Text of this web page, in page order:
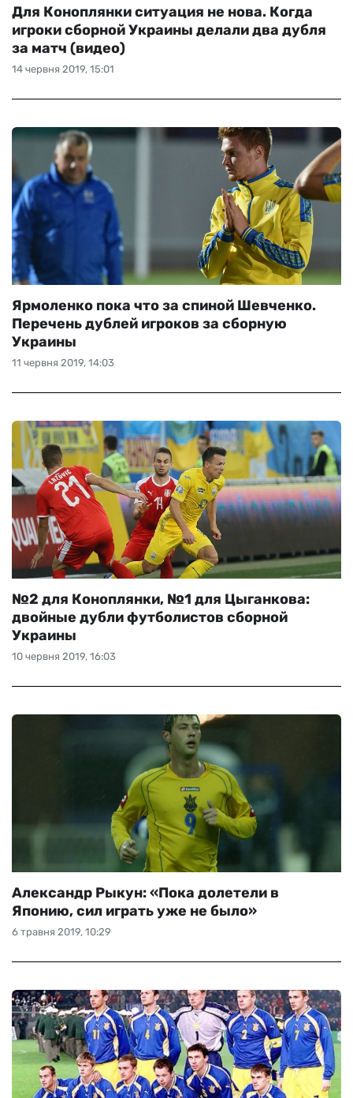
14 червня 2019, 15:01
Для Коноплянки ситуация не нова. Когда
игроки сборной Украины делали два дубля
за матч (видео)
11 червня 2019, 14:03
Ярмоленко пока что за спиной Шевченко.
Перечень дублей игроков за сборную
Украины
10 червня 2019, 16:03
№2 для Коноплянки, №1 для Цыганкова:
двойные дубли футболистов сборной
Украины
6 травня 2019, 10:29
Александр Рыкун: «Пока долетели в
Японию, сил играть уже не было»